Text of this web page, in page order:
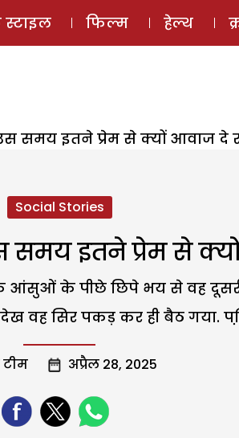
ई-मैगज़ीन
फिल्म हेल्थ
समय इतने प्रेम से क्यों आवाज दे
Social Stories
समय इतने प्रेम से
के पीछे छिपे भय से वह
वह सिर पकड़ कर ही बैठ गया.
टीम अप्रैल 28, 2025